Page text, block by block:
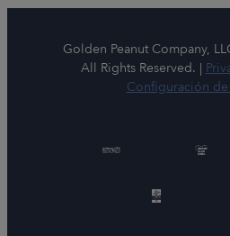
Golden Peanut Company,
All Rights Reserved. |
Configuración